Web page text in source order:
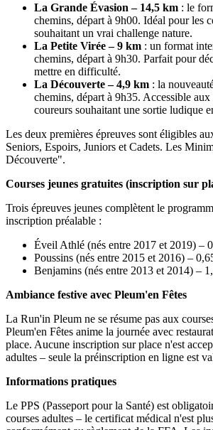
La Grande Évasion – 14,5 km : le
chemins, départ à 9h00. Idéal pour les
souhaitant un vrai challenge nature.
La Petite Virée – 9 km : un format
chemins, départ à 9h30. Parfait pour
mettre en difficulté.
La Découverte – 4,9 km : la
chemins, départ à 9h35. Accessible aux
coureurs souhaitant une sortie ludique
Les deux premières épreuves sont éligibles
Seniors, Espoirs, Juniors et Cadets. Les
Découverte".
Courses jeunes gratuites (inscription sur
Trois épreuves jeunes complètent le
inscription préalable :
Éveil Athlé (nés entre 2017 et 2019) –
Poussins (nés entre 2015 et 2016) –
Benjamins (nés entre 2013 et 2014) –
Ambiance festive avec Pleum'en Fêtes
La Run'in Pleum ne se résume pas aux
Pleum'en Fêtes anime la journée avec
place. Aucune inscription sur place n'est
adultes – seule la préinscription en ligne est
Informations pratiques
Le PPS (Passeport pour la Santé) est
courses adultes – le certificat médical n'est